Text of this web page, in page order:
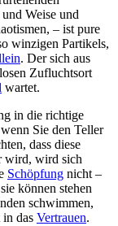
Weise und
– ist pure
winzigen Partikels,
. Der sich aus
Zufluchtsort
wartet.
in die richtige
Sie den Teller
dass diese
wird, wird sich
Schöpfung nicht –
können stehen
schwimmen,
in das Vertrauen.